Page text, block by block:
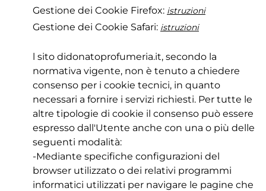
Gestione dei Cookie Firefox: istruzioni
Gestione dei Cookie Safari: istruzioni
l sito didonatoprofumeria.it, secondo la
normativa vigente, non è tenuto a chiedere
consenso per i cookie tecnici, in quanto
necessari a fornire i servizi richiesti. Per tutte le
altre tipologie di cookie il consenso può essere
espresso dall'Utente anche con una o più delle
seguenti modalità:
-Mediante specifiche configurazioni del
browser utilizzato o dei relativi programmi
informatici utilizzati per navigare le pagine che